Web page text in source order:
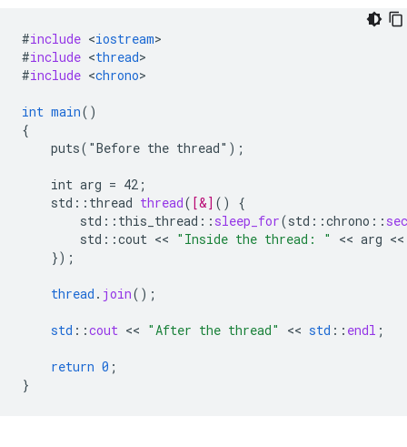
#include <iostream
#include <thread
#include <chrono>
int main()
{
puts("Before the thread") ;
int arg = 42 ;
std : : thread thread( [&] ( )
{
std :: this_thread :: sleep_for(std ::chrono ::
std : :cout << "Inside the thread: " << arg
});
thread . join();
std ::cout << "After the thread" << std :: endl ;
return 0 ;
}